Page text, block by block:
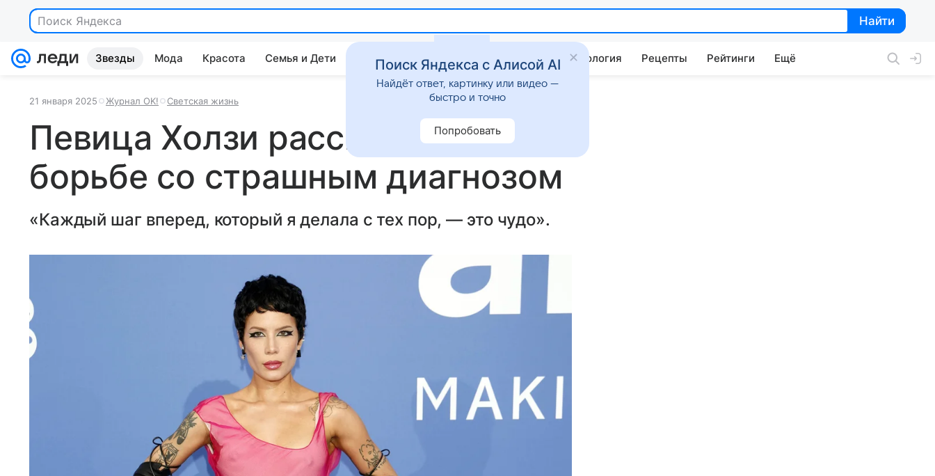
Найти
Найти
Звезды Мода Красота Семья и Дети Дом Гороскопы Стиль жизни Психология Рецепты Рейтинги Ещё
21 января 2025 Журнал OK! Светская жизнь
Певица Холзи рассказала о
борьбе со страшным диагнозом
«Каждый шаг вперед, который я делала с тех пор, — это чудо».
Поиск Яндекса с Алисой AI
Найдёт ответ, картинку или видео —
быстро и точно
Попробовать